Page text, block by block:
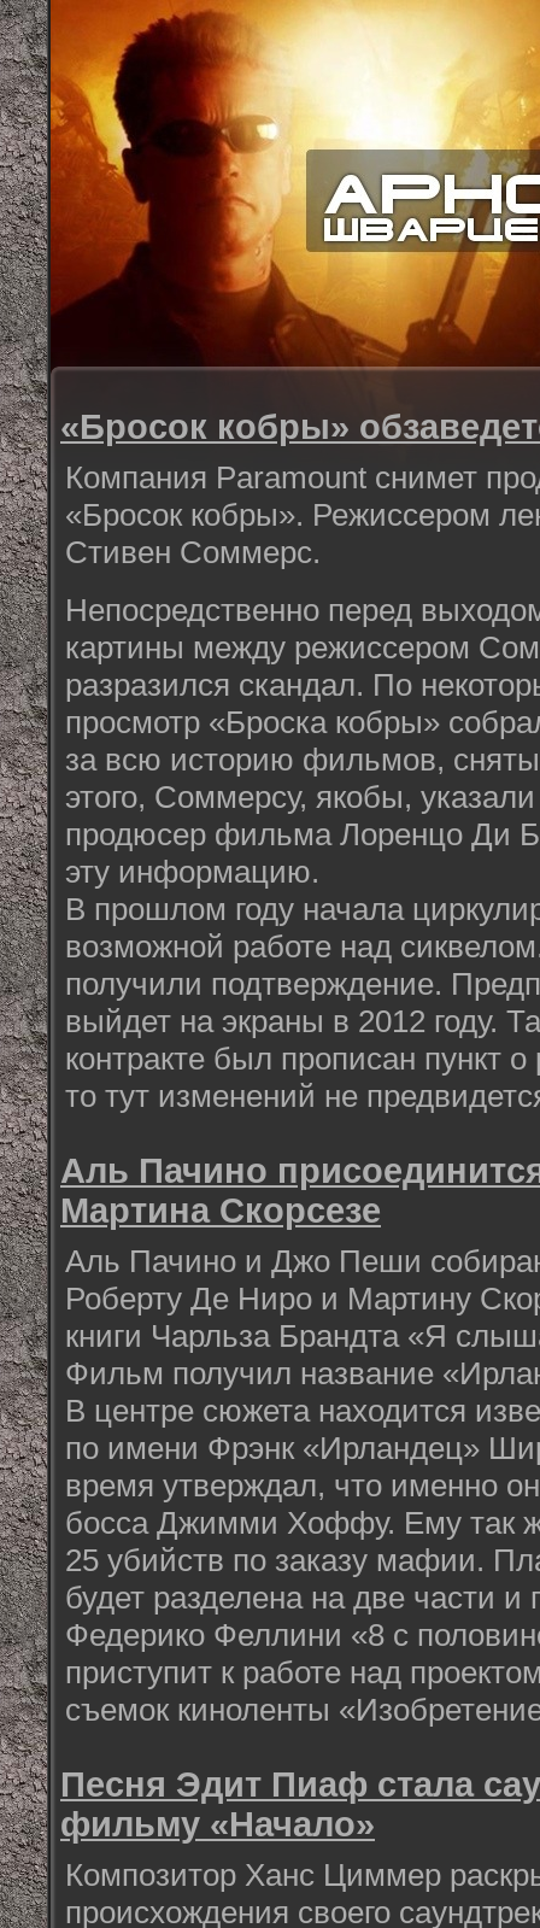
«Бросок кобры»
Компания Paramount снимет
«Бросок кобры». Режиссером
Стивен Соммерс.
Непосредственно перед
картины между режиссером
разразился скандал. По
просмотр «Броска кобры»
за всю историю фильмов,
этого, Соммерсу, якобы,
продюсер фильма Лоренцо Ди
эту информацию.
В прошлом году начала
возможной работе над
получили подтверждение.
выйдет на экраны в 2012 году.
контракте был прописан пункт
то тут изменений не
Аль Пачино
Мартина Скорсезе
Аль Пачино и Джо Пеши
Роберту Де Ниро и Мартину
книги Чарльза Брандта «Я
Фильм получил название
В центре сюжета находится
по имени Фрэнк «Ирландец»
время утверждал, что именно
босса Джимми Хоффу. Ему так
25 убийств по заказу мафии.
будет разделена на две части и
Федерико Феллини «8 с
приступит к работе над
съемок киноленты
Песня Эдит Пиаф стала
фильму «Начало»
Композитор Ханс Циммер
происхождения своего